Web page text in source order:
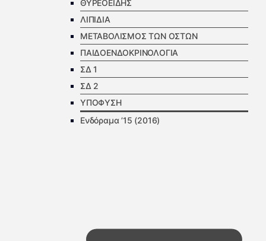
ΘΥΡΕΟΕΙΔΗΣ
ΛΙΠΙΔΙΑ
ΜΕΤΑΒΟΛΙΣΜΟΣ ΤΩΝ ΟΣΤΩΝ
ΠΑΙΔΟΕΝΔΟΚΡΙΝΟΛΟΓΙΑ
ΣΔ 1
ΣΔ 2
ΥΠΟΦΥΣΗ
Ενδόραμα ’15 (2016)